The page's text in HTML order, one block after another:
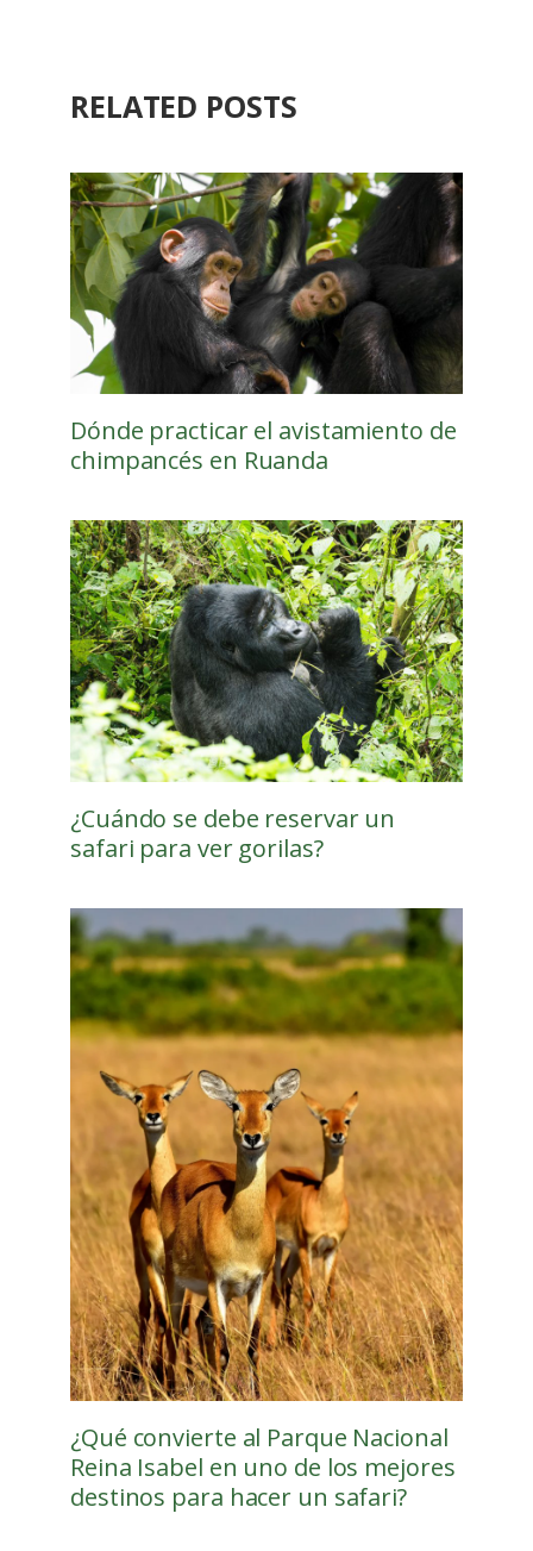
RELATED POSTS
Dónde practicar el avistamiento de
chimpancés en Ruanda
¿Cuándo se debe reservar un
safari para ver gorilas?
¿Qué convierte al Parque Nacional
Reina Isabel en uno de los mejores
destinos para hacer un safari?